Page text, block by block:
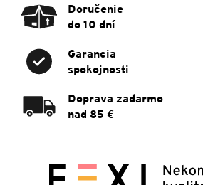
Doručenie
do 10 dní
Garancia
spokojnosti
Doprava zadarmo
nad 85 €